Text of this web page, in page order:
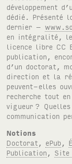
développement
dédié. Présenté
dernier –
en intégralité,
licence libre CC
publication,
d’un doctorat,
direction et la
peuvent-elles
recherche tout
vigueur ?
communication
Notions
Doctorat , ePub ,
Publication , Site